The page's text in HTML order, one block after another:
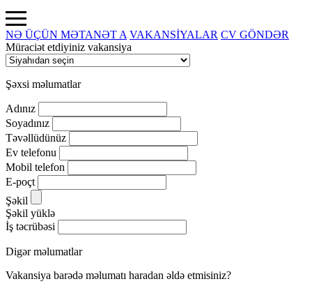
NƏ ÜÇÜN MƏTANƏT A VAKANSİYALAR CV GÖNDƏR
Müraciət etdiyiniz vakansiya
Şəxsi məlumatlar
Adınız
Soyadınız
Təvəllüdünüz
Ev telefonu
Mobil telefon
E-poçt
Şəkil
Şəkil yüklə
İş təcrübəsi
Digər məlumatlar
Vakansiya barədə məlumatı haradan əldə etmisiniz?